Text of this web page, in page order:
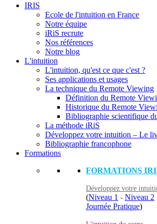
IRIS
Ecole de l'intuition en France
Notre équipe
iRiS recrute
Nos références
Notre blog
L'intuition
L'intuition, qu'est ce que c'est ?
Ses applications et usages
La technique du Remote Viewing
Définition du Remote
Historique du Remote
Bibliographie scientifique
La méthode iRiS
Développez votre intuition – Le
Bibliographie francophone
Formations
FORMATIONS
Développez votre
(Niveau 1 - Niveau 2
Journée Pratique)